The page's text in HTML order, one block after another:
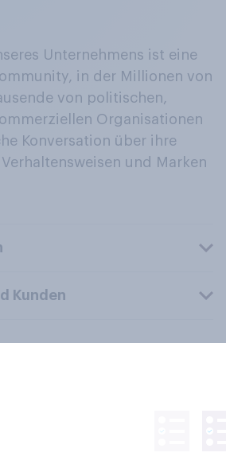
Unternehmens ist eine
in der Millionen von
von politischen,
Organisationen
Konversation über ihre
und Marken
Kunden
PLC. Alle Rechte vorbehalten.